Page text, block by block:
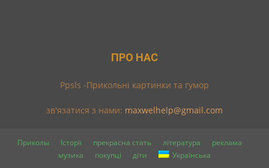
ПРО НАС
Ppsls -Прикольні картинки та гумор
зв'язатися з нами: maxwelhelp@gmail.com
Приколы Історії прекрасна стать література
реклама
музика
покупці діти Українська